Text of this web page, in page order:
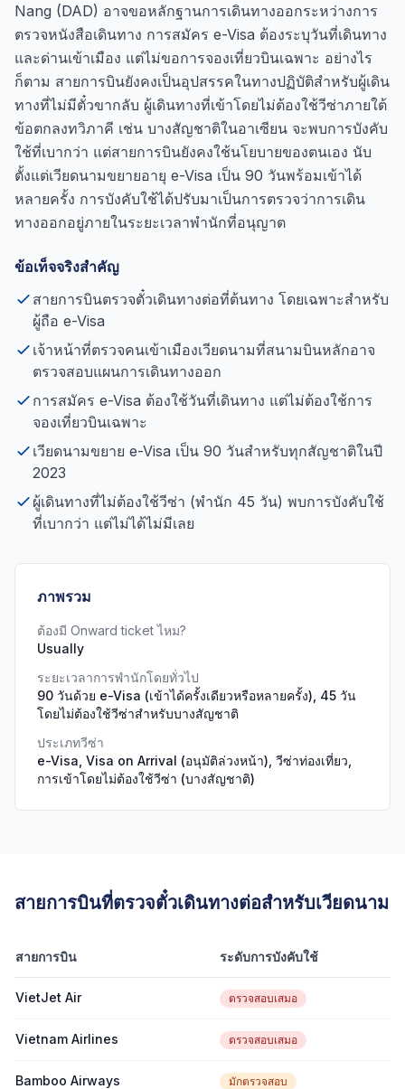
Nang (DAD) อาจขอหลักฐานการเดินทางออกระหว่างการ
ตรวจหนังสือเดินทาง การสมัคร e-Visa ต้องระบุวันที่เดินทาง
และด่านเข้าเมือง แต่ไม่ขอการจองเที่ยวบินเฉพาะ อย่างไร
ก็ตาม สายการบินยังคงเป็นอุปสรรคในทางปฏิบัติสำหรับผู้เดิน
ทางที่ไม่มีตั๋วขากลับ ผู้เดินทางที่เข้าโดยไม่ต้องใช้วีซ่าภายใต้
ข้อตกลงทวิภาคี เช่น บางสัญชาติในอาเซียน จะพบการบังคับ
ใช้ที่เบากว่า แต่สายการบินยังคงใช้นโยบายของตนเอง นับ
ตั้งแต่เวียดนามขยายอายุ e-Visa เป็น 90 วันพร้อมเข้าได้
หลายครั้ง การบังคับใช้ได้ปรับมาเป็นการตรวจว่าการเดิน
ทางออกอยู่ภายในระยะเวลาพำนักที่อนุญาต
ข้อเท็จจริงสำคัญ
สายการบินตรวจตั๋วเดินทางต่อที่ต้นทาง โดยเฉพาะสำหรับ
ผู้ถือ e-Visa
เจ้าหน้าที่ตรวจคนเข้าเมืองเวียดนามที่สนามบินหลักอาจ
ตรวจสอบแผนการเดินทางออก
การสมัคร e-Visa ต้องใช้วันที่เดินทาง แต่ไม่ต้องใช้การ
จองเที่ยวบินเฉพาะ
เวียดนามขยาย e-Visa เป็น 90 วันสำหรับทุกสัญชาติในปี
2023
ผู้เดินทางที่ไม่ต้องใช้วีซ่า (พำนัก 45 วัน) พบการบังคับใช้
ที่เบากว่า แต่ไม่ได้ไม่มีเลย
ภาพรวม
ต้องมี Onward ticket ไหม?
Usually
ระยะเวลาการพำนักโดยทั่วไป
90 วันด้วย e-Visa (เข้าได้ครั้งเดียวหรือหลายครั้ง), 45 วัน
โดยไม่ต้องใช้วีซ่าสำหรับบางสัญชาติ
ประเภทวีซ่า
e-Visa, Visa on Arrival (อนุมัติล่วงหน้า), วีซ่าท่องเที่ยว,
การเข้าโดยไม่ต้องใช้วีซ่า (บางสัญชาติ)
สายการบินที่ตรวจตั๋วเดินทางต่อสำหรับเวียดนาม
สายการบิน ระดับการบังคับใช้
VietJet Air ตรวจสอบเสมอ
Vietnam Airlines ตรวจสอบเสมอ
Bamboo Airways มักตรวจสอบ